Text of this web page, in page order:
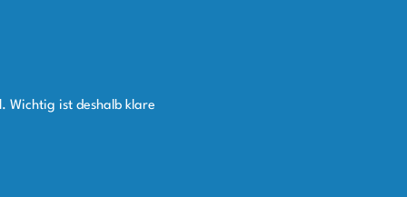
Wichtig ist deshalb klare